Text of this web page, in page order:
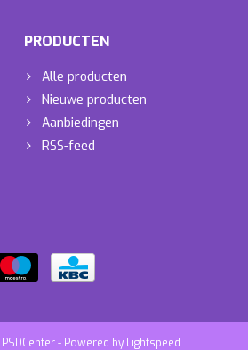
PRODUCTEN
Alle producten
Nieuwe producten
Aanbiedingen
RSS-feed
PSDCenter- Powered by Lightspeed